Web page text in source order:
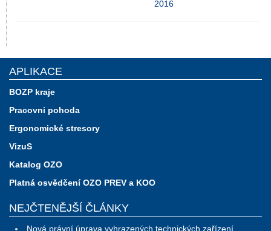
APLIKACE
BOZP kraje
Pracovni pohoda
Ergonomické stresory
VizuS
Katalog OZO
Platná osvědčení OZO PREV a KOO
NEJČTENĚJŠÍ ČLÁNKY
Nová právní úprava vyhrazených technických zařízení